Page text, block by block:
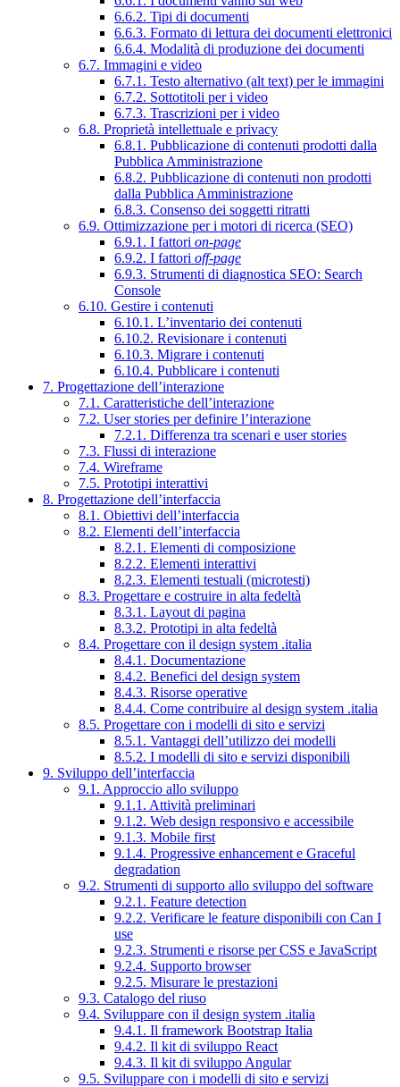
6.6.2. Tipi di documenti
6.6.3. Formato di lettura dei documenti elettronici
6.6.4. Modalità di produzione dei documenti
6.7. Immagini e video
6.7.1. Testo alternativo (alt text) per le immagini
6.7.2. Sottotitoli per i video
6.7.3. Trascrizioni per i video
6.8. Proprietà intellettuale e privacy
6.8.1. Pubblicazione di contenuti prodotti dalla
Pubblica Amministrazione
6.8.2. Pubblicazione di contenuti non prodotti
dalla Pubblica Amministrazione
6.8.3. Consenso dei soggetti ritratti
6.9. Ottimizzazione per i motori di ricerca (SEO)
6.9.1. I fattori on-page
6.9.2. I fattori off-page
6.9.3. Strumenti di diagnostica SEO: Search
Console
6.10. Gestire i contenuti
6.10.1. L’inventario dei contenuti
6.10.2. Revisionare i contenuti
6.10.3. Migrare i contenuti
6.10.4. Pubblicare i contenuti
7. Progettazione dell’interazione
7.1. Caratteristiche dell’interazione
7.2. User stories per definire l’interazione
7.2.1. Differenza tra scenari e user stories
7.3. Flussi di interazione
7.4. Wireframe
7.5. Prototipi interattivi
8. Progettazione dell’interfaccia
8.1. Obiettivi dell’interfaccia
8.2. Elementi dell’interfaccia
8.2.1. Elementi di composizione
8.2.2. Elementi interattivi
8.2.3. Elementi testuali (microtesti)
8.3. Progettare e costruire in alta fedeltà
8.3.1. Layout di pagina
8.3.2. Prototipi in alta fedeltà
8.4. Progettare con il design system .italia
8.4.1. Documentazione
8.4.2. Benefici del design system
8.4.3. Risorse operative
8.4.4. Come contribuire al design system .italia
8.5. Progettare con i modelli di sito e servizi
8.5.1. Vantaggi dell’utilizzo dei modelli
8.5.2. I modelli di sito e servizi disponibili
9. Sviluppo dell’interfaccia
9.1. Approccio allo sviluppo
9.1.1. Attività preliminari
9.1.2. Web design responsivo e accessibile
9.1.3. Mobile first
9.1.4. Progressive enhancement e Graceful
degradation
9.2. Strumenti di supporto allo sviluppo del software
9.2.1. Feature detection
9.2.2. Verificare le feature disponibili con Can I
use
9.2.3. Strumenti e risorse per CSS e JavaScript
9.2.4. Supporto browser
9.2.5. Misurare le prestazioni
9.3. Catalogo del riuso
9.4. Sviluppare con il design system .italia
9.4.1. Il framework Bootstrap Italia
9.4.2. Il kit di sviluppo React
9.4.3. Il kit di sviluppo Angular
9.5. Sviluppare con i modelli di sito e servizi